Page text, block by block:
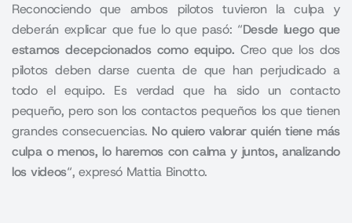
Reconociendo que ambos pilotos tuvieron la culpa y
deberán explicar que fue lo que pasó: “Desde luego que
estamos decepcionados como equipo. Creo que los dos
pilotos deben darse cuenta de que han perjudicado a
todo el equipo. Es verdad que ha sido un contacto
pequeño, pero son los contactos pequeños los que tienen
grandes consecuencias. No quiero valorar quién tiene más
culpa o menos, lo haremos con calma y juntos, analizando
los videos“, expresó Mattia Binotto.